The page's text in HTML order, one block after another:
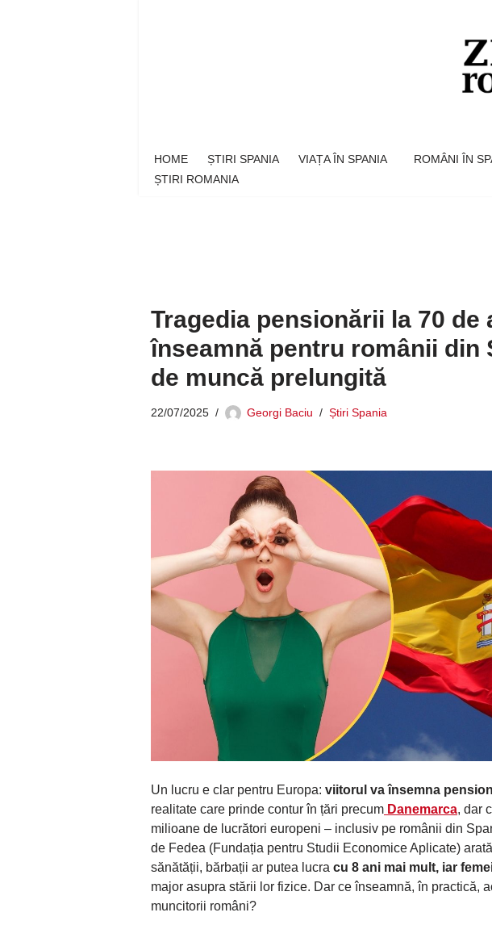
HOME ȘTIRI SPANIA VIAȚA ÎN SPANIA ROMÂNI ÎN
ȘTIRI ROMANIA
Tragedia pensionării la 70 de
înseamnă pentru românii din
de muncă prelungită
22/07/2025 Georgi Baciu Știri Spania
Un lucru e clar pentru Europa: viitorul va însemna
realitate care prinde contur în țări precum Danemarca, dar
milioane de lucrători europeni – inclusiv pe românii din
de Fedea (Fundația pentru Studii Economice Aplicate)
sănătății, bărbații ar putea lucra cu 8 ani mai mult, iar
major asupra stării lor fizice. Dar ce înseamnă, în practică,
muncitorii români?